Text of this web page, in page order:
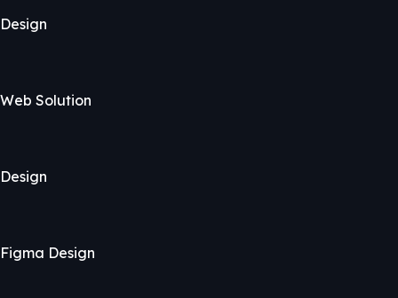
Design
Web Solution
Design
Figma Design